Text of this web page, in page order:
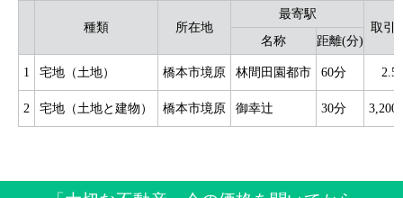
種類 所在地
最寄駅
取引
名称
距離(分)
1 宅地（土地） 橋本市境原 林間田園都市 60分 2.5
2 宅地（土地と建物） 橋本市境原 御幸辻 30分 3,200